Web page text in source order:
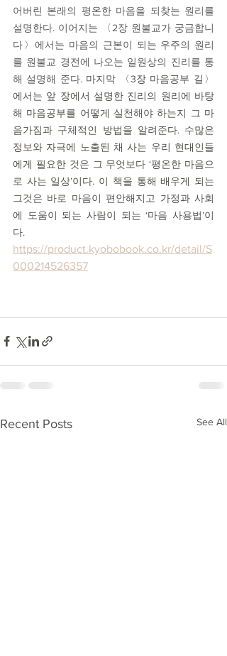
어버린 본래의 평온한 마음을 되찾는 원리를
설명한다. 이어지는 〈2장 원불교가 궁금합니
다〉에서는 마음의 근본이 되는 우주의 원리
를 원불교 경전에 나오는 일원상의 진리를 통
해 설명해 준다. 마지막 〈3장 마음공부 길〉
에서는 앞 장에서 설명한 진리의 원리에 바탕
해 마음공부를 어떻게 실천해야 하는지 그 마
음가짐과 구체적인 방법을 알려준다. 수많은
정보와 자극에 노출된 채 사는 우리 현대인들
에게 필요한 것은 그 무엇보다 ‘평온한 마음으
로 사는 일상’이다. 이 책을 통해 배우게 되는
그것은 바로 마음이 편안해지고 가정과 사회
에 도움이 되는 사람이 되는 ‘마음 사용법’이
https://product.kyobobook.co.kr/detail/S
000214526357
Recent Posts See All